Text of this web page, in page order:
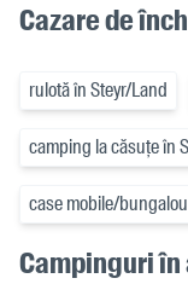
Cazare de
rulotă în Steyr/Land
camping la căsuțe în
case mobile/
Campinguri